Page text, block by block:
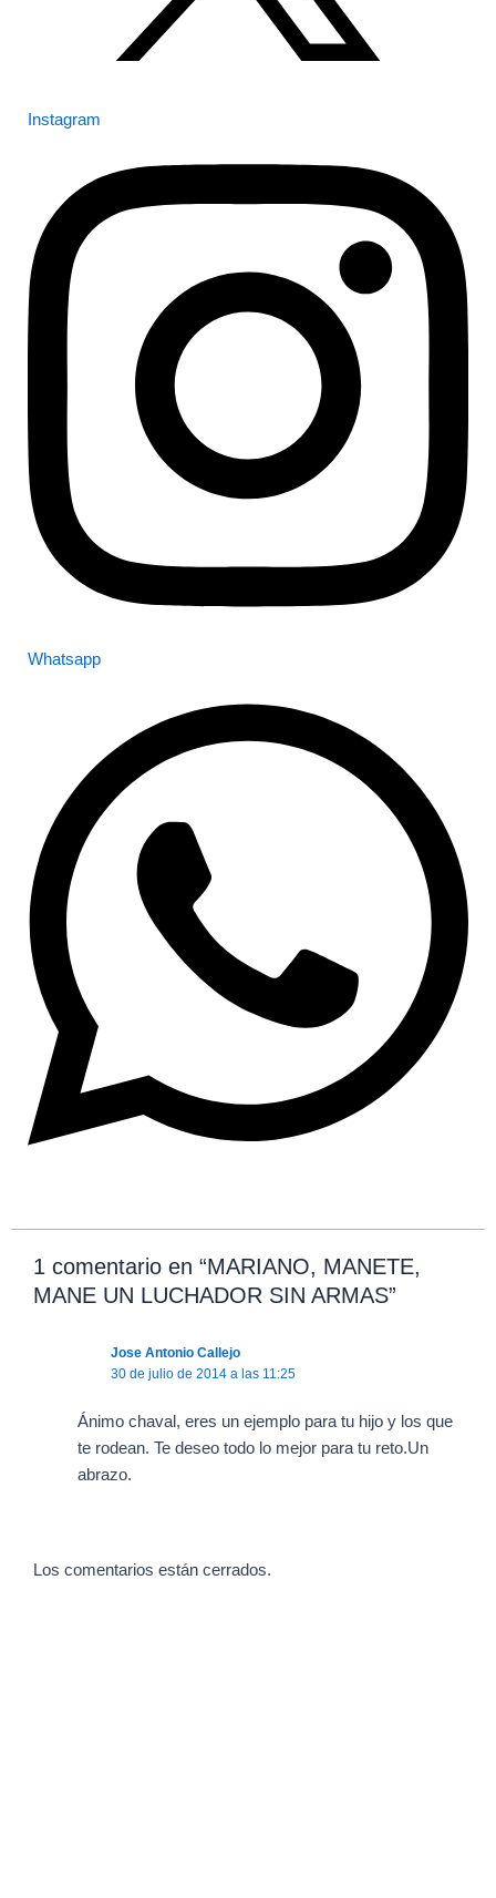
Instagram
Whatsapp
1 comentario en “MARIANO, MANETE,
MANE UN LUCHADOR SIN ARMAS”
Jose Antonio Callejo
30 de julio de 2014 a las 11:25
Ánimo chaval, eres un ejemplo para tu hijo y los que
te rodean. Te deseo todo lo mejor para tu reto.Un
abrazo.
Los comentarios están cerrados.